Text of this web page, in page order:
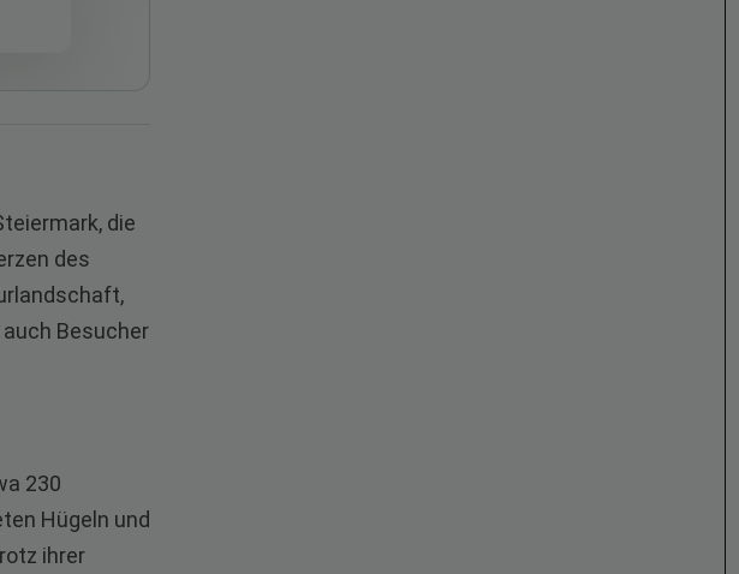
die
des
Besucher
230
Hügeln und
ihrer